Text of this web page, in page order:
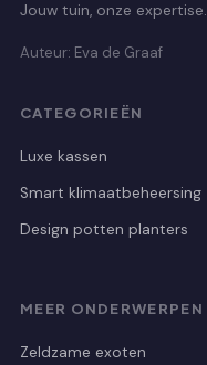
Jouw tuin, onze expertise.
Auteur: Eva de Graaf
CATEGORIEËN
Luxe kassen
Smart klimaatbeheersing
Design potten planters
MEER ONDERWERPEN
Zeldzame exoten